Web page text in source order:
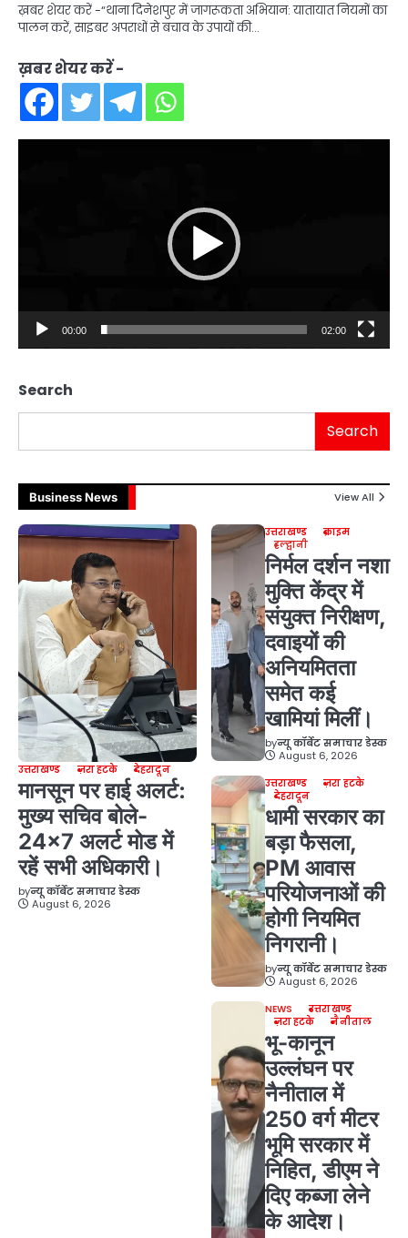
ख़बर शेयर करें -“थाना दिनेशपुर में जागरूकता अभियान: यातायात नियमों का
पालन करें, साइबर अपराधों से बचाव के उपायों की…
ख़बर शेयर करें -
00:00 02:00
Search
Search
Business News View All
उत्तराखण्ड ज़रा हटके देहरादून
मानसून पर हाई अलर्ट:
मुख्य सचिव बोले-
24×7 अलर्ट मोड में
रहें सभी अधिकारी।
byन्यू कॉर्बेट समाचार डेस्क
August 6, 2026
उत्तराखण्ड
क्राइम
हल्द्वानी
निर्मल दर्शन नशा
मुक्ति केंद्र में
संयुक्त निरीक्षण,
दवाइयों की
अनियमितता
समेत कई
खामियां मिलीं।
byन्यू कॉर्बेट समाचार डेस्क
August 6, 2026
उत्तराखण्ड
ज़रा हटके
देहरादून
धामी सरकार का
बड़ा फैसला,
PM आवास
परियोजनाओं की
होगी नियमित
निगरानी।
byन्यू कॉर्बेट समाचार डेस्क
August 6, 2026
NEWS
उत्तराखण्ड
ज़रा हटके
नैनीताल
भू-कानून
उल्लंघन पर
नैनीताल में
250 वर्ग मीटर
भूमि सरकार में
निहित, डीएम ने
दिए कब्जा लेने
के आदेश।